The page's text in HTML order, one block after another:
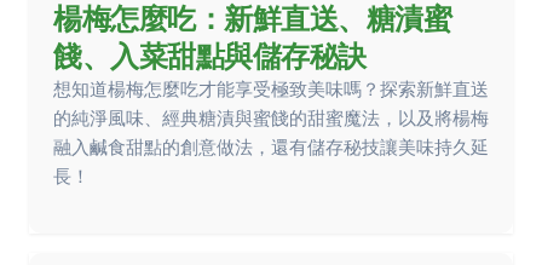
楊梅怎麼吃：新鮮直送、糖漬蜜
餞、入菜甜點與儲存秘訣
想知道楊梅怎麼吃才能享受極致美味嗎？探索新鮮直送
的純淨風味、經典糖漬與蜜餞的甜蜜魔法，以及將楊梅
融入鹹食甜點的創意做法，還有儲存秘技讓美味持久延
長！